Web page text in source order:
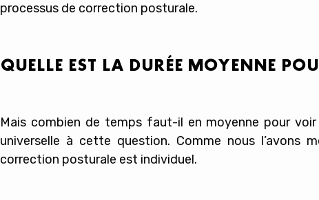
processus de correction posturale.
QUELLE EST LA DURÉE MOYENNE
Mais combien de temps faut-il en moyenne pour
universelle à cette question. Comme nous l’avons
correction posturale est individuel.